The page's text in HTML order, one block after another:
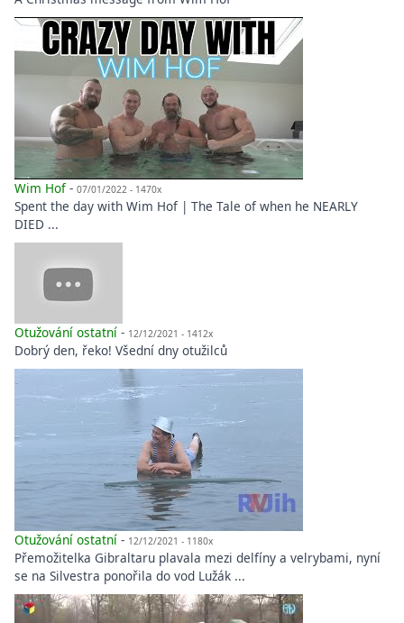
Wim Hof- 07/01/2022 - 1470x
Spent the day with Wim Hof | The Tale of when he NEARLY
DIED ...
Otužování ostatní - 12/12/2021 - 1412x
Dobrý den, řeko! Všední dny otužilců
Otužování ostatní - 12/12/2021 - 1180x
Přemožitelka Gibraltaru plavala mezi delfíny a velrybami, nyní
se na Silvestra ponořila do vod Lužák ...